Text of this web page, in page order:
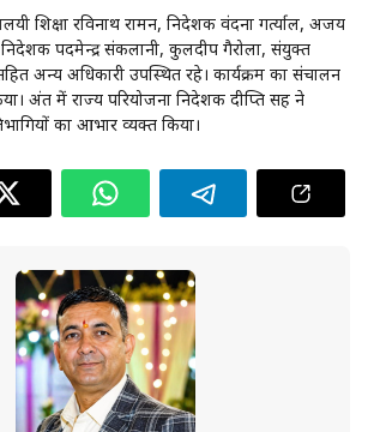
शिक्षा रविनाथ रामन, निदेशक वंदना गर्त्याल, अजय
पदमेन्द्र संकलानी, कुलदीप गैरोला, संयुक्त
अन्य अधिकारी उपस्थित रहे। कार्यक्रम का संचालन
अंत में राज्य परियोजना निदेशक दीप्ति सिंह ने
का आभार व्यक्त किया।